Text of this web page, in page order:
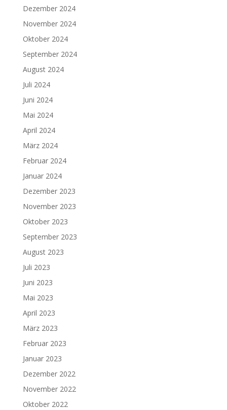
Dezember 2024
November 2024
Oktober 2024
September 2024
August 2024
Juli 2024
Juni 2024
Mai 2024
April 2024
März 2024
Februar 2024
Januar 2024
Dezember 2023
November 2023
Oktober 2023
September 2023
August 2023
Juli 2023
Juni 2023
Mai 2023
April 2023
März 2023
Februar 2023
Januar 2023
Dezember 2022
November 2022
Oktober 2022